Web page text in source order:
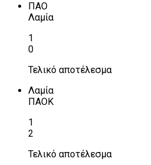
ΠΑΟ
Λαμία
1
0
Τελικό αποτέλεσμα
Λαμία
ΠΑΟΚ
1
2
Τελικό αποτέλεσμα